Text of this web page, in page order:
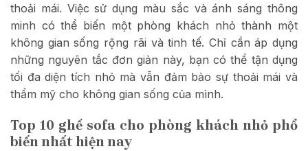
thoải mái. Việc sử dụng màu sắc và ánh sáng thông
minh có thể biến một phòng khách nhỏ thành một
không gian sống rộng rãi và tinh tế. Chỉ cần áp dụng
những nguyên tắc đơn giản này, bạn có thể tận dụng
tối đa diện tích nhỏ mà vẫn đảm bảo sự thoải mái và
thẩm mỹ cho không gian sống của mình.
Top 10 ghế sofa cho phòng khách nhỏ phổ
biến nhất hiện nay